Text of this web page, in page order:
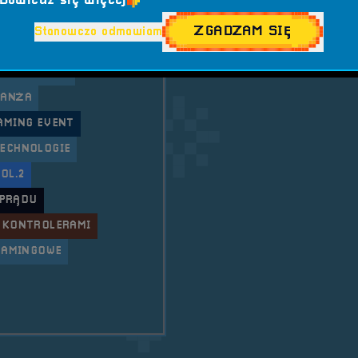
ATMOSFERA
&AMP; PLAY
EVENT
Komputerów, Gier i Konsol &#8211;
Stanowczo odmawiam ZGADZAM SIĘ